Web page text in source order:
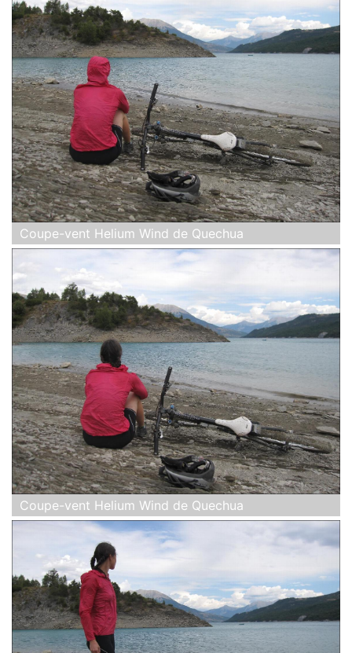
Coupe-vent Helium Wind de Quechua
Coupe-vent Helium Wind de Quechua